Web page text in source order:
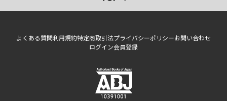
よくある質問利用規約特定商取引法プライバシーポリシーお問い合わせ
ログイン会員登録